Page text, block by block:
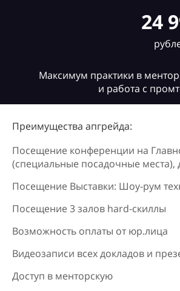
24
Максимум практики в
и работа с
Преимущества апгрейда:
Посещение конференции на
(специальные посадочные места),
Посещение Выставки: Шоу-рум
Посещение 3 залов hard-скиллы
Возможность оплаты от юр.лица
Видеозаписи всех докладов и
Доступ в менторскую